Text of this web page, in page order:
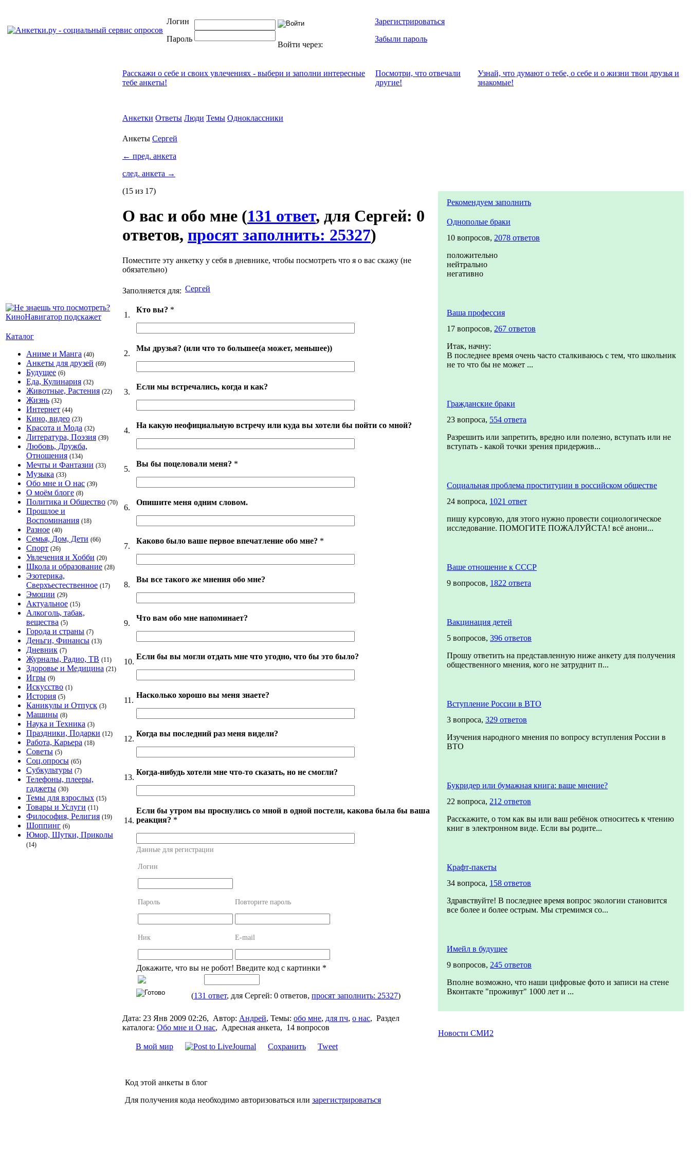
Логин
Пароль
Войти через:
Зарегистрироваться
Забыли пароль
Каталог
Аниме и Манга (40)
Анкеты для друзей (69)
Будущее (6)
Еда, Кулинария (32)
Животные, Растения (22)
Жизнь (32)
Интернет (44)
Кино, видео (23)
Красота и Мода (32)
Литература, Поэзия (39)
Любовь, Дружба,
Отношения (134)
Мечты и Фантазии (33)
Музыка (33)
Обо мне и О нас (39)
О моём блоге (8)
Политика и Общество (70)
Прошлое и
Воспоминания (18)
Разное (40)
Семья, Дом, Дети (66)
Спорт (26)
Увлечения и Хобби (20)
Школа и образование (28)
Эзотерика,
Сверхъестественное (17)
Эмоции (29)
Актуальное (15)
Алкоголь, табак,
вещества (5)
Города и страны (7)
Деньги, Финансы (13)
Дневник (7)
Журналы, Радио, ТВ (11)
Здоровье и Медицина (21)
Игры (9)
Искусство (1)
История (5)
Каникулы и Отпуск (3)
Машины (8)
Наука и Техника (3)
Праздники, Подарки (12)
Работа, Карьера (18)
Советы (5)
Соц.опросы (65)
Субкультуры (7)
Телефоны, плееры,
гаджеты (30)
Темы для взрослых (15)
Товары и Услуги (11)
Философия, Религия (19)
Шоппинг (6)
Юмор, Шутки, Приколы
(14)
Расскажи о себе и своих увлечениях - выбери и заполни интересные
тебе анкеты!
Посмотри, что отвeчали
другие!
Узнай, что думают о тебе, о себе и о жизни твои друзья и
знакомые!
Анкетки Ответы Люди Темы Одноклассники
Анкеты Сергей
← пред. анкета
след. анкета →
(15 из 17)
О вас и обо мне (131 ответ, для Сергей: 0
ответов, просят заполнить: 25327)
Поместите эту анкетку у себя в дневнике, чтобы посмотреть что я о вас скажу (не
обязательно)
Заполняется для: Сергей
1.
Кто вы? *
2.
Мы друзья? (или что то большее(а может, меньшее))
3.
Если мы встречались, когда и как?
4.
На какую неофициальную встречу или куда вы хотели бы пойти со мной?
5.
Вы бы поцеловали меня? *
6.
Опишите меня одним словом.
7.
Каково было ваше первое впечатление обо мне? *
8.
Вы все такого же мнения обо мне?
9.
Что вам обо мне напоминает?
10.
Если бы вы могли отдать мне что угодно, что бы это было?
11.
Насколько хорошо вы меня знаете?
12.
Когда вы последний раз меня видели?
13.
Когда-нибудь хотели мне что-то сказать, но не смогли?
14.
Если бы утром вы проснулись со мной в одной постели, какова была бы ваша
реакция? *
Данные для регистрации
Логин
Пароль Повторите пароль
Ник E-mail
Докажите, что вы не робот! Введите код с картинки *
(131 ответ, для Сергей: 0 ответов, просят заполнить: 25327)
Дата: 23 Янв 2009 02:26, Автор: Андрей, Темы: обо мне, для пч, о нас, Раздел
каталога: Обо мне и О нас, Адресная анкета, 14 вопросов
В мой мир Сохранить Tweet
Код этой анкеты в блог
Для получения кода необходимо авторизоваться или зарегистрироваться
Рекомендуем заполнить
Однополые браки
10 вопросов, 2078 ответов
положительно
нейтрально
негативно
Ваша профессия
17 вопросов, 267 ответов
Итак, начну:
В последнее время очень часто сталкиваюсь с тем, что школьник
не то что бы не может ...
Гражданские браки
23 вопроса, 554 ответа
Разрешить или запретить, вредно или полезно, вступать или не
вступать - какой точки зрения придержив...
Социальная проблема проституции в российском обществе
24 вопроса, 1021 ответ
пишу курсовую, для этого нужно провести социологическое
исследование. ПОМОГИТЕ ПОЖАЛУЙСТА! всё анони...
Ваше отношение к СССР
9 вопросов, 1822 ответа
Вакцинация детей
5 вопросов, 396 ответов
Прошу ответить на представленную ниже анкету для получения
общественного мнения, кого не затруднит п...
Вступление России в ВТО
3 вопроса, 329 ответов
Изучения народного мнения по вопросу вступления России в
ВТО
Букридер или бумажная книга: ваше мнение?
22 вопроса, 212 ответов
Расскажите, о том как вы или ваш ребёнок относитесь к чтению
книг в электронном виде. Если вы родите...
Крафт-пакеты
34 вопроса, 158 ответов
Здравствуйте! В последнее время вопрос экологии становится
все более и более острым. Мы стремимся со...
Имейл в будущее
9 вопросов, 245 ответов
Вполне возможно, что наши цифровые фото и записи на стене
Вконтакте "проживут" 1000 лет и ...
Новости СМИ2